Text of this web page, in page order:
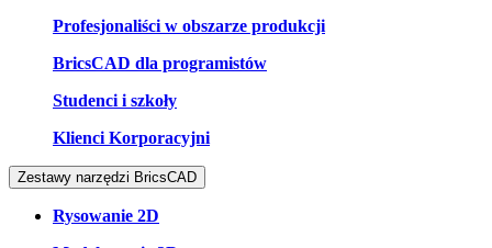
Profesjonaliści w obszarze produkcji
BricsCAD dla programistów
Studenci i szkoły
Klienci Korporacyjni
Zestawy narzędzi BricsCAD
Rysowanie 2D